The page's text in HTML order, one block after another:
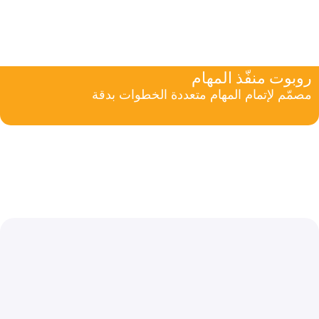
روبوت منفّذ المهام
مصمّم لإتمام المهام متعددة الخطوات بدقة